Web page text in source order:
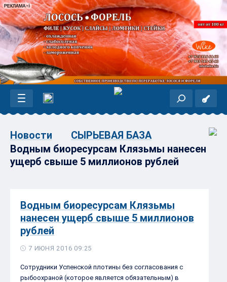
Новости
СЫРЬЕВАЯ БАЗА
Водным биоресурсам Клязьмы нанесен
ущерб свыше 5 миллионов рублей
Водным биоресурсам Клязьмы
нанесен ущерб свыше 5 миллионов
рублей
7 ИЮНЯ 2016 09:25
Сотрудники Успенской плотины без согласования с
рыбоохраной (которое является обязательным) в